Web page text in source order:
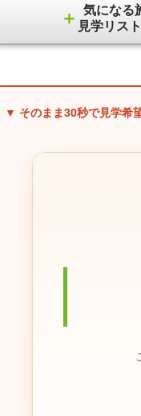
＋
気になる
見学リス
▼ そのまま30秒で見学希